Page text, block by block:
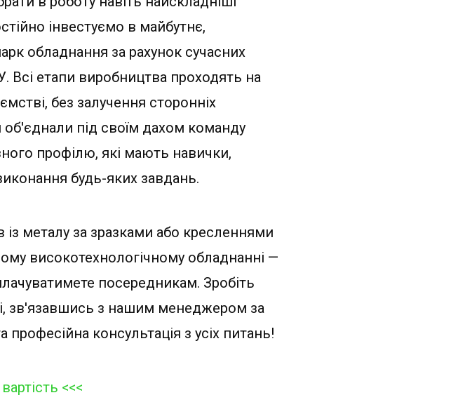
інвестуємо в майбутнє,
обладнання за рахунок сучасних
Всі етапи виробництва проходять на
без залучення сторонніх
об'єднали під своїм дахом команду
профілю, які мають навички,
будь-яких завдань.
із металу за зразками або кресленнями
високотехнологічному обладнанні —
посередникам. Зробіть
зв'язавшись з нашим менеджером за
консультація з усіх питань!
<<<